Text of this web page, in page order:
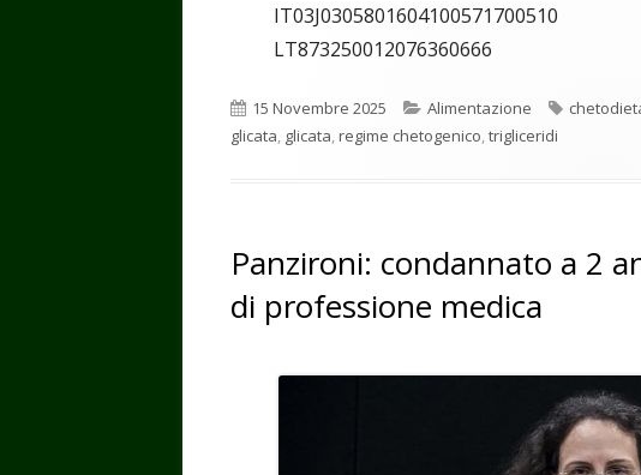
IT03J0305801604100571700510
LT873250012076360666
Pubblicato
15 Novembre 2025 Categorie
Alimentazione Tag
glicata, glicata,regime chetogenico,trigliceridi
Panzironi: condannato a 2
di professione medica